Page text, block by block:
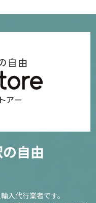
自由
入代行業者です。